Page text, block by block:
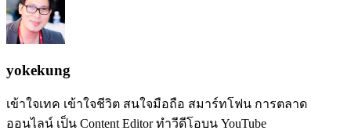
yokekung
เข้าใจเทค เข้าใจชีวิต สนใจมือถือ สมาร์ทโฟน การตลาด
ออนไลน์ เป็น Content Editor ทำวีดีโอบน YouTube